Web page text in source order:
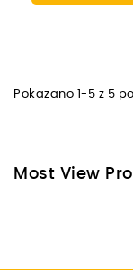
Pokazano 1-5 z 5
Most View